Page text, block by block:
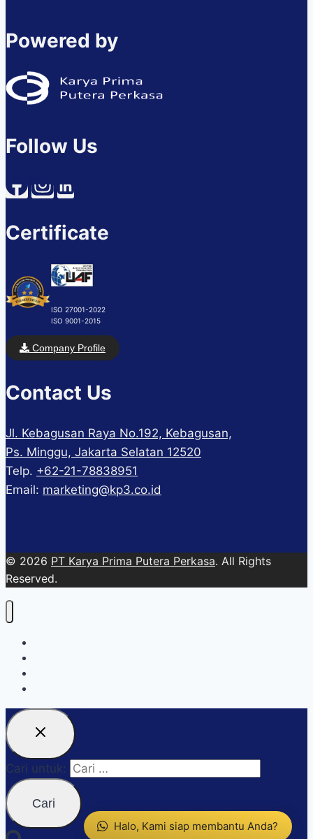
Powered by
Follow Us
Certificate
ISO 27001-2022
ISO 9001-2015
Company Profile
Contact Us
Jl. Kebagusan Raya No.192, Kebagusan,
Ps. Minggu, Jakarta Selatan 12520
Telp. +62-21-78838951
Email: marketing@kp3.co.id
© 2026 PT Karya Prima Putera Perkasa. All Rights
Reserved.
Halo, Kami siap membantu Anda?
Cari untuk: